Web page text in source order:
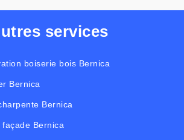
services
boiserie bois Bernica
Bernica
Bernica
Bernica